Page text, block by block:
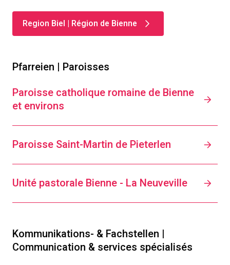
Region Biel | Région de Bienne
Pfarreien | Paroisses
Paroisse catholique romaine de Bienne
et environs
Paroisse Saint-Martin de Pieterlen
Unité pastorale Bienne - La Neuveville
Kommunikations- & Fachstellen |
Communication & services spécialisés